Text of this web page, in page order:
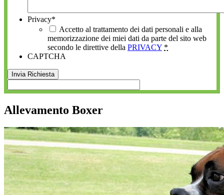
Privacy*
Accetto al trattamento dei dati personali e alla
memorizzazione dei miei dati da parte del sito web
secondo le direttive della PRIVACY *
CAPTCHA
Allevamento Boxer